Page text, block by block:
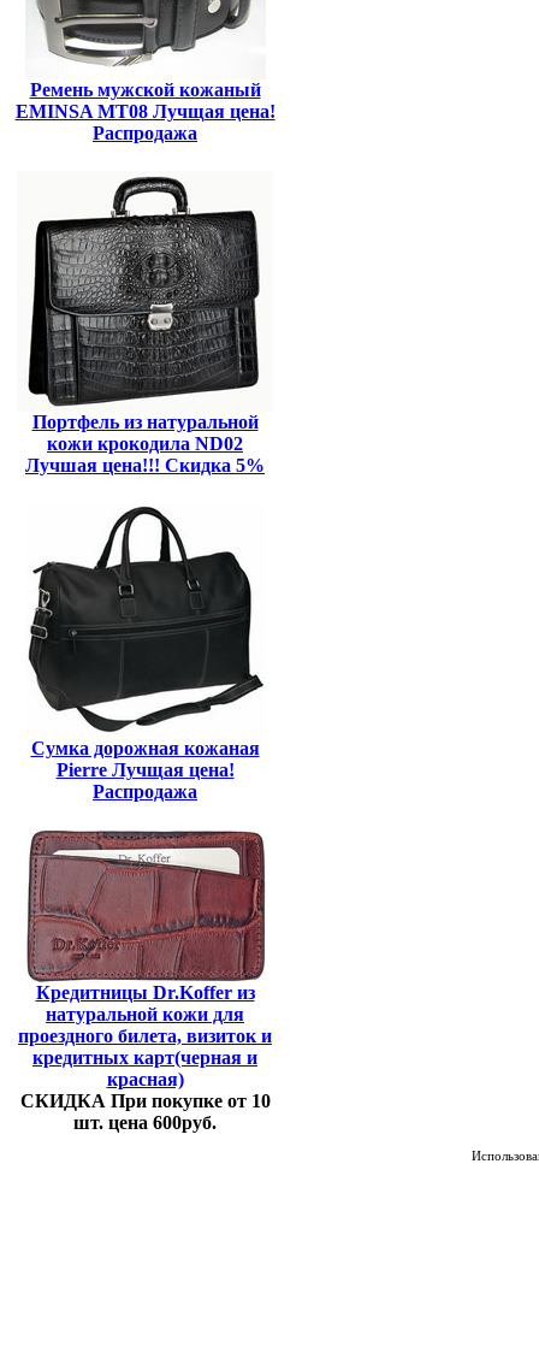
Ремень мужской кожаный
EMINSA MT08 Лучщая цена!
Распродажа
Портфель из натуральной
кожи крокодила ND02
Лучшая цена!!! Скидка 5%
Сумка дорожная кожаная
Pierre Лучщая цена!
Распродажа
Кредитницы Dr.Koffer из
натуральной кожи для
проездного билета, визиток и
кредитных карт(черная и
красная)
СКИДКА При покупке от 10
шт. цена 600руб.